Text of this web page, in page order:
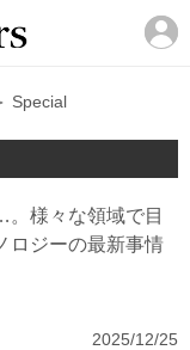
Special
様々な領域で目
ロジーの最新事情
2025/12/25